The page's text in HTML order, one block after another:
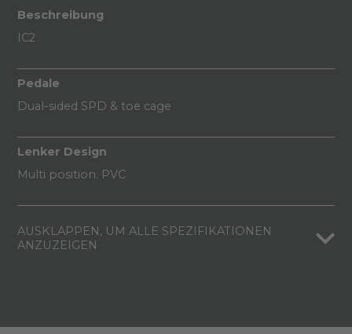
Beschreibung
IC2
Pedale
Dual-sided SPD & toe cage
Lenker Design
Multi position. PVC
AUSKLAPPEN, UM ALLE SPEZIFIKATIONEN
ANZUZEIGEN